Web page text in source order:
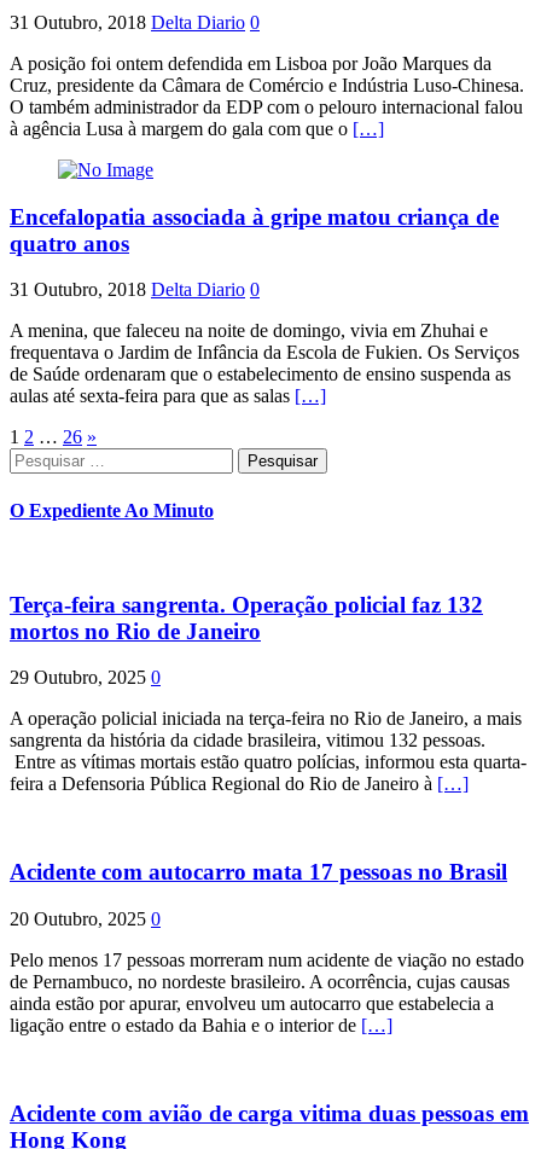
31 Outubro, 2018 Delta Diario 0
A posição foi ontem defendida em Lisboa por João Marques da
Cruz, presidente da Câmara de Comércio e Indústria Luso-Chinesa.
O também administrador da EDP com o pelouro internacional falou
à agência Lusa à margem do gala com que o […]
Encefalopatia associada à gripe matou criança de
quatro anos
31 Outubro, 2018 Delta Diario 0
A menina, que faleceu na noite de domingo, vivia em Zhuhai e
frequentava o Jardim de Infância da Escola de Fukien. Os Serviços
de Saúde ordenaram que o estabelecimento de ensino suspenda as
aulas até sexta-feira para que as salas […]
Paginação
dos
conteúdos
1 2 … 26 »
Pesquisar
por:
O Expediente Ao Minuto
Terça-feira sangrenta. Operação policial faz 132
mortos no Rio de Janeiro
29 Outubro, 2025 0
A operação policial iniciada na terça-feira no Rio de Janeiro, a mais
sangrenta da história da cidade brasileira, vitimou 132 pessoas.
Entre as vítimas mortais estão quatro polícias, informou esta quarta-
feira a Defensoria Pública Regional do Rio de Janeiro à […]
Acidente com autocarro mata 17 pessoas no Brasil
20 Outubro, 2025 0
Pelo menos 17 pessoas morreram num acidente de viação no estado
de Pernambuco, no nordeste brasileiro. A ocorrência, cujas causas
ainda estão por apurar, envolveu um autocarro que estabelecia a
ligação entre o estado da Bahia e o interior de […]
Acidente com avião de carga vitima duas pessoas em
Hong Kong